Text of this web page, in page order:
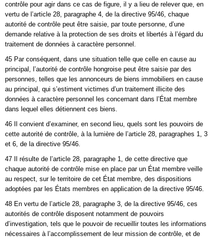
contrôle pour agir dans ce cas de figure, il y a lieu de relever que, en
vertu de l’article 28, paragraphe 4, de la directive 95/46, chaque
autorité de contrôle peut être saisie, par toute personne, d’une
demande relative à la protection de ses droits et libertés à l’égard du
traitement de données à caractère personnel.
45 Par conséquent, dans une situation telle que celle en cause au
principal, l’autorité de contrôle hongroise peut être saisie par des
personnes, telles que les annonceurs de biens immobiliers en cause
au principal, qui s’estiment victimes d’un traitement illicite des
données à caractère personnel les concernant dans l’État membre
dans lequel elles détiennent ces biens.
46 Il convient d’examiner, en second lieu, quels sont les pouvoirs de
cette autorité de contrôle, à la lumière de l’article 28, paragraphes 1, 3
et 6, de la directive 95/46.
47 Il résulte de l’article 28, paragraphe 1, de cette directive que
chaque autorité de contrôle mise en place par un État membre veille
au respect, sur le territoire de cet État membre, des dispositions
adoptées par les États membres en application de la directive 95/46.
48 En vertu de l’article 28, paragraphe 3, de la directive 95/46, ces
autorités de contrôle disposent notamment de pouvoirs
d’investigation, tels que le pouvoir de recueillir toutes les informations
nécessaires à l’accomplissement de leur mission de contrôle, et de